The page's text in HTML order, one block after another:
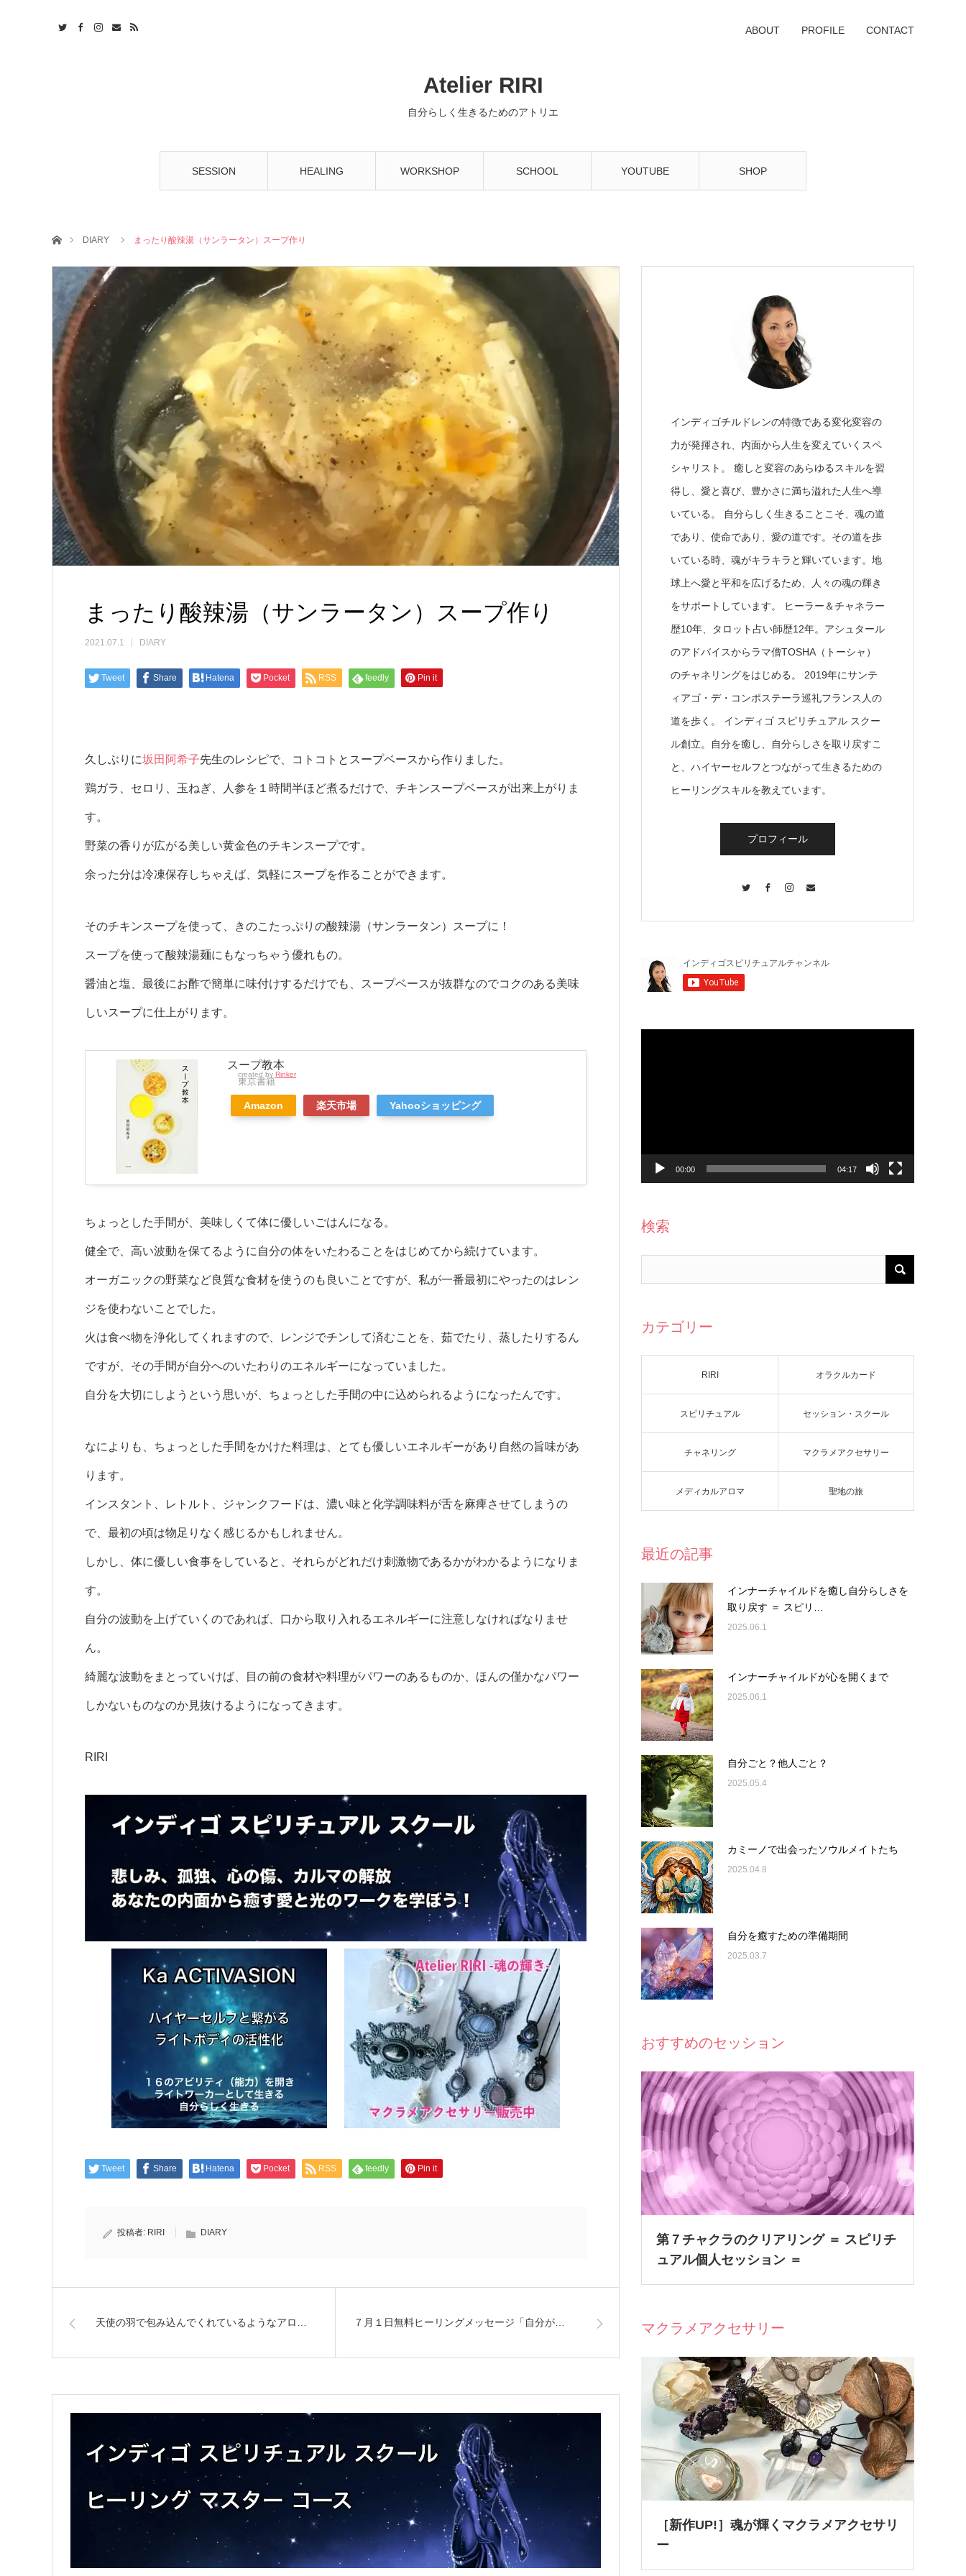
Atelier RIRI
自分らしく生きるためのアトリエ
SESSION HEALING WORKSHOP SCHOOL YOUTUBE SHOP
ABOUT PROFILE CONTACT
ホームDIARY まったり酸辣湯（サンラータン）スープ作り
まったり酸辣湯（サンラータン）スープ作り
2021.07.1 DIARY
Tweet Share Hatena Pocket RSS feedly Pin it
久しぶりに坂田阿希子先生のレシピで、コトコトとスープベースから作りました。
鶏ガラ、セロリ、玉ねぎ、人参を１時間半ほど煮るだけで、チキンスープベースが出来上がりま
す。
野菜の香りが広がる美しい黄金色のチキンスープです。
余った分は冷凍保存しちゃえば、気軽にスープを作ることができます。
そのチキンスープを使って、きのこたっぷりの酸辣湯（サンラータン）スープに！
スープを使って酸辣湯麺にもなっちゃう優れもの。
醤油と塩、最後にお酢で簡単に味付けするだけでも、スープベースが抜群なのでコクのある美味
しいスープに仕上がります。
スープ教本
created by Rinker
東京書籍
Amazon 楽天市場 Yahooショッピング
ちょっとした手間が、美味しくて体に優しいごはんになる。
健全で、高い波動を保てるように自分の体をいたわることをはじめてから続けています。
オーガニックの野菜など良質な食材を使うのも良いことですが、私が一番最初にやったのはレン
ジを使わないことでした。
火は食べ物を浄化してくれますので、レンジでチンして済むことを、茹でたり、蒸したりするん
ですが、その手間が自分へのいたわりのエネルギーになっていました。
自分を大切にしようという思いが、ちょっとした手間の中に込められるようになったんです。
なによりも、ちょっとした手間をかけた料理は、とても優しいエネルギーがあり自然の旨味があ
ります。
インスタント、レトルト、ジャンクフードは、濃い味と化学調味料が舌を麻痺させてしまうの
で、最初の頃は物足りなく感じるかもしれません。
しかし、体に優しい食事をしていると、それらがどれだけ刺激物であるかがわかるようになりま
す。
自分の波動を上げていくのであれば、口から取り入れるエネルギーに注意しなければなりませ
ん。
綺麗な波動をまとっていけば、目の前の食材や料理がパワーのあるものか、ほんの僅かなパワー
しかないものなのか見抜けるようになってきます。
RIRI
Tweet Share Hatena Pocket RSS feedly Pin it
投稿者: RIRI DIARY
天使の羽で包み込んでくれているようなアロ… ７月１日無料ヒーリングメッセージ「自分が…
インディゴチルドレンの特徴である変化変容の
力が発揮され、内面から人生を変えていくスペ
シャリスト。 癒しと変容のあらゆるスキルを習
得し、愛と喜び、豊かさに満ち溢れた人生へ導
いている。 自分らしく生きることこそ、魂の道
であり、使命であり、愛の道です。その道を歩
いている時、魂がキラキラと輝いています。地
球上へ愛と平和を広げるため、人々の魂の輝き
をサポートしています。 ヒーラー＆チャネラー
歴10年、タロット占い師歴12年。アシュタール
のアドバイスからラマ僧TOSHA（トーシャ）
のチャネリングをはじめる。 2019年にサンテ
ィアゴ・デ・コンポステーラ巡礼フランス人の
道を歩く。 インディゴ スピリチュアル スクー
ル創立。自分を癒し、自分らしさを取り戻すこ
と、ハイヤーセルフとつながって生きるための
ヒーリングスキルを教えています。
プロフィール
00:00 04:17
検索
カテゴリー
RIRI オラクルカード
スピリチュアル セッション・スクール
チャネリング マクラメアクセサリー
メディカルアロマ 聖地の旅
最近の記事
インナーチャイルドを癒し自分らしさを
取り戻す ＝ スピリ…
2025.06.1
インナーチャイルドが心を開くまで
2025.06.1
自分ごと？他人ごと？
2025.05.4
カミーノで出会ったソウルメイトたち
2025.04.8
自分を癒すための準備期間
2025.03.7
おすすめのセッション
第７チャクラのクリアリング ＝ スピリチ
ュアル個人セッション ＝
マクラメアクセサリー
［新作UP!］魂が輝くマクラメアクセサリ
ー